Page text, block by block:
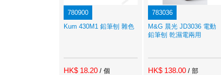
780900
Kum 430M1 鉛筆刨 雜色
HK$ 18.20 / 個
783036
M&G 晨光 JD3036 電動
鉛筆刨 乾濕電兩用
HK$ 138.00 / 部